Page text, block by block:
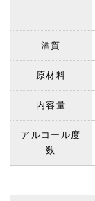
酒質
原材料
内容量
アルコール度
数